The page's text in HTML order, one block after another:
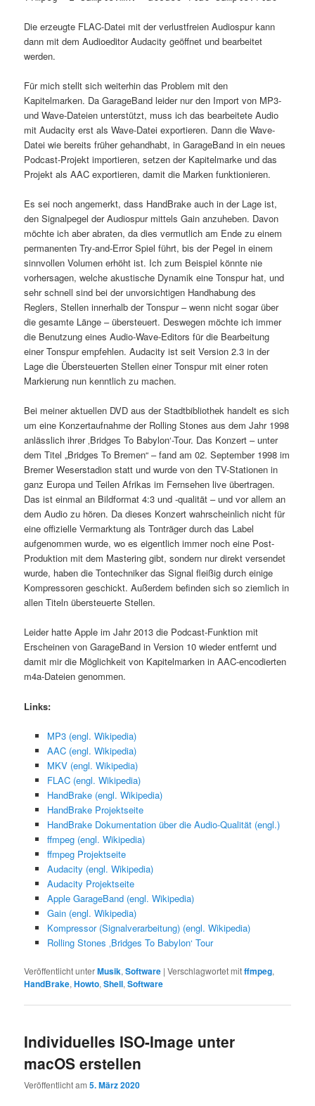
Die erzeugte FLAC-Datei mit der verlustfreien Audiospur kann
dann mit dem Audioeditor Audacity geöffnet und bearbeitet
werden.
Für mich stellt sich weiterhin das Problem mit den
Kapitelmarken. Da GarageBand leider nur den Import von MP3-
und Wave-Dateien unterstützt, muss ich das bearbeitete Audio
mit Audacity erst als Wave-Datei exportieren. Dann die Wave-
Datei wie bereits früher gehandhabt, in GarageBand in ein neues
Podcast-Projekt importieren, setzen der Kapitelmarke und das
Projekt als AAC exportieren, damit die Marken funktionieren.
Es sei noch angemerkt, dass HandBrake auch in der Lage ist,
den Signalpegel der Audiospur mittels Gain anzuheben. Davon
möchte ich aber abraten, da dies vermutlich am Ende zu einem
permanenten Try-and-Error Spiel führt, bis der Pegel in einem
sinnvollen Volumen erhöht ist. Ich zum Beispiel könnte nie
vorhersagen, welche akustische Dynamik eine Tonspur hat, und
sehr schnell sind bei der unvorsichtigen Handhabung des
Reglers, Stellen innerhalb der Tonspur – wenn nicht sogar über
die gesamte Länge – übersteuert. Deswegen möchte ich immer
die Benutzung eines Audio-Wave-Editors für die Bearbeitung
einer Tonspur empfehlen. Audacity ist seit Version 2.3 in der
Lage die Übersteuerten Stellen einer Tonspur mit einer roten
Markierung nun kenntlich zu machen.
Bei meiner aktuellen DVD aus der Stadtbibliothek handelt es sich
um eine Konzertaufnahme der Rolling Stones aus dem Jahr 1998
anlässlich ihrer ‚Bridges To Babylon‘-Tour. Das Konzert – unter
dem Titel „Bridges To Bremen“ – fand am 02. September 1998 im
Bremer Weserstadion statt und wurde von den TV-Stationen in
ganz Europa und Teilen Afrikas im Fernsehen live übertragen.
Das ist einmal an Bildformat 4:3 und -qualität – und vor allem an
dem Audio zu hören. Da dieses Konzert wahrscheinlich nicht für
eine offizielle Vermarktung als Tonträger durch das Label
aufgenommen wurde, wo es eigentlich immer noch eine Post-
Produktion mit dem Mastering gibt, sondern nur direkt versendet
wurde, haben die Tontechniker das Signal fleißig durch einige
Kompressoren geschickt. Außerdem befinden sich so ziemlich in
allen Titeln übersteuerte Stellen.
Leider hatte Apple im Jahr 2013 die Podcast-Funktion mit
Erscheinen von GarageBand in Version 10 wieder entfernt und
damit mir die Möglichkeit von Kapitelmarken in AAC-encodierten
m4a-Dateien genommen.
Links:
MP3 (engl. Wikipedia)
AAC (engl. Wikipedia)
MKV (engl. Wikipedia)
FLAC (engl. Wikipedia)
HandBrake (engl. Wikipedia)
HandBrake Projektseite
HandBrake Dokumentation über die Audio-Qualität (engl.)
ffmpeg (engl. Wikipedia)
ffmpeg Projektseite
Audacity (engl. Wikipedia)
Audacity Projektseite
Apple GarageBand (engl. Wikipedia)
Gain (engl. Wikipedia)
Kompressor (Signalverarbeitung) (engl. Wikipedia)
Rolling Stones ‚Bridges To Babylon‘ Tour
Veröffentlicht unterMusik,Software |Verschlagwortet mitffmpeg,
HandBrake,Howto,Shell,Software
Individuelles ISO-Image unter
macOS erstellen
Veröffentlicht am5. März 2020